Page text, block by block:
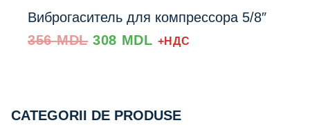
Виброгаситель для компрессора 5/8″
356MDL Prețul
308 MDLPrețul
+НДС
CATEGORII DE PRODUSE